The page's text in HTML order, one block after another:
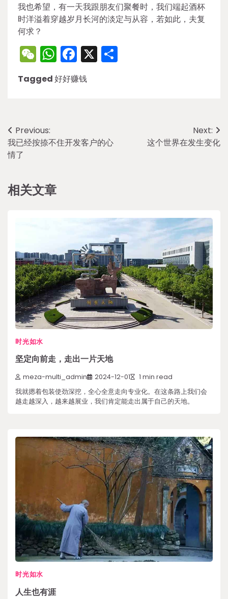
我也希望，有一天我跟朋友们聚餐时，我们端起酒杯
时洋溢着穿越岁月长河的淡定与从容，若如此，夫复
何求？
WeChat
WhatsApp
Facebook
X
Tagged好好赚钱
Post
navigation
Previous:
我已经按捺不住开发客户的心
情了
Next:
这个世界在发生变化
相关文章
时光如水
坚定向前走，走出一片天地
meza-multi_admin 2024-12-01 1 min read
我就摁着包装使劲深挖，全心全意走向专业化。在这条路上我们会
越走越深入，越来越展业，我们肯定能走出属于自己的天地。
时光如水
人生也有涯